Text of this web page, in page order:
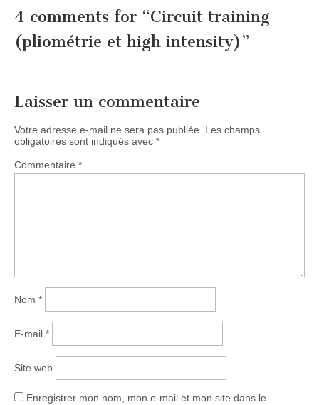
4 comments for “Circuit training
(pliométrie et high intensity)”
Laisser un commentaire
Votre adresse e-mail ne sera pas publiée. Les champs
obligatoires sont indiqués avec *
Commentaire *
Nom *
E-mail *
Site web
Enregistrer mon nom, mon e-mail et mon site dans le